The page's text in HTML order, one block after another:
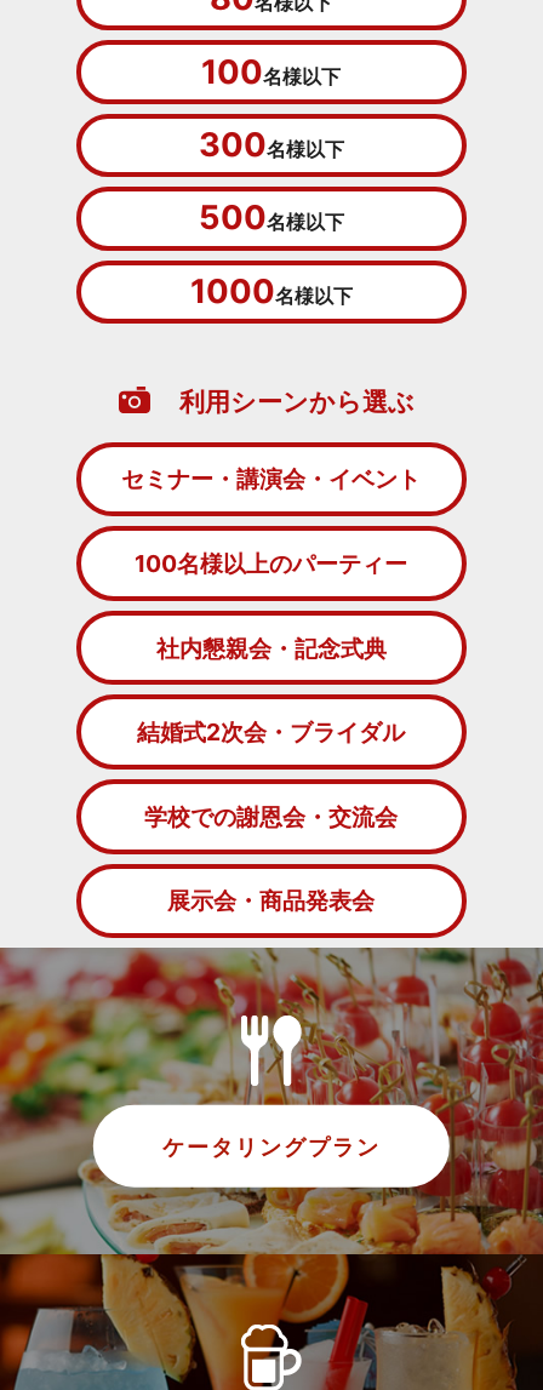
100名様以下
300名様以下
500名様以下
1000名様以下
利用シーンから選ぶ
セミナー・講演会・イベント
100名様以上のパーティー
社内懇親会・記念式典
結婚式2次会・ブライダル
学校での謝恩会・交流会
展示会・商品発表会
ケータリングプラン